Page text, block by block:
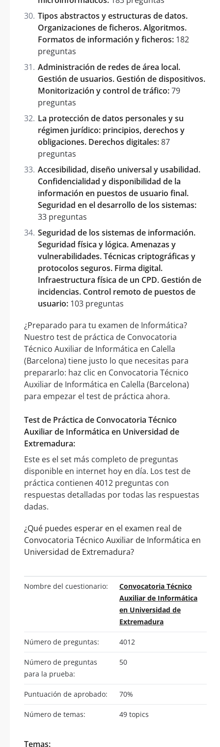
Tipos abstractos y estructuras de datos.
Organizaciones de ficheros. Algoritmos.
Formatos de información y ficheros: 182
preguntas
Administración de redes de área local.
Gestión de usuarios. Gestión de dispositivos.
Monitorización y control de tráfico:79
preguntas
La protección de datos personales y su
régimen jurídico: principios, derechos y
obligaciones. Derechos digitales:87
preguntas
Accesibilidad, diseño universal y usabilidad.
Confidencialidad y disponibilidad de la
información en puestos de usuario final.
Seguridad en el desarrollo de los sistemas:
33 preguntas
Seguridad de los sistemas de información.
Seguridad física y lógica. Amenazas y
vulnerabilidades. Técnicas criptográficas y
protocolos seguros. Firma digital.
Infraestructura física de un CPD. Gestión de
incidencias. Control remoto de puestos de
usuario: 103 preguntas
¿Preparado para tu examen de Informática?
Nuestro test de práctica de Convocatoria
Técnico Auxiliar de Informática en Calella
(Barcelona) tiene justo lo que necesitas para
prepararlo: haz clic en Convocatoria Técnico
Auxiliar de Informática en Calella (Barcelona)
para empezar el test de práctica ahora.
Test de Práctica de Convocatoria Técnico
Auxiliar de Informática en Universidad de
Extremadura:
Este es el set más completo de preguntas
disponible en internet hoy en día. Los test de
práctica contienen 4012 preguntas con
respuestas detalladas por todas las respuestas
dadas.
¿Qué puedes esperar en el examen real de
Convocatoria Técnico Auxiliar de Informática en
Universidad de Extremadura?
Nombre del cuestionario:
Convocatoria Técnico
Auxiliar de Informática
en Universidad de
Extremadura
Número de preguntas: 4012
Número de preguntas
para la prueba:
50
Puntuación de aprobado: 70%
Número de temas: 49 topics
Temas: